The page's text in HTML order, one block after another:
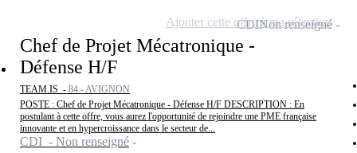
Chef de Projet Mécatronique -
Défense H/F
TEAM.IS - 84 - AVIGNON
POSTE : Chef de Projet Mécatronique - Défense H/F DESCRIPTION : En
postulant à cette offre, vous aurez l'opportunité de rejoindre une PME française
innovante et en hypercroissance dans le secteur de...
CDI - Non renseigné
CDINon renseigné
Ajouter cette offre à ma sélection